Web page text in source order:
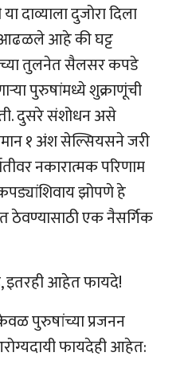
दाव्याला दुजोरा दिला
आहे की घट्ट
तुलनेत सैलसर कपडे
पुरुषांमध्ये शुक्राणूंची
दुसरे संशोधन असे
१ अंश सेल्सियसने जरी
नकारात्मक परिणाम
झोपणे हे
ठेवण्यासाठी एक नैसर्गिक
इतरही आहेत फायदे!
पुरुषांच्या प्रजनन
फायदेही आहेत: